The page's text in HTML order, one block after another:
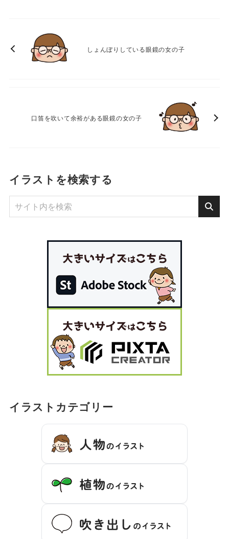
しょんぼりしている眼鏡の女の子
口笛を吹いて余裕がある眼鏡の女の子
イラストを検索する
イラストカテゴリー